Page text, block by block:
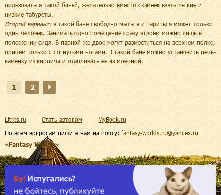
пользоваться такой баней, желательно вместо скамеек взять легкие и
низкие табуреты.
Второй вариант:в такой бане свободно мыться и париться может только
один человек. Занимать одно помещение сразу втроем можно лишь в
положении сидя. В парной же двое могут разместиться на верхнем полке,
причем только с согнутыми ногами. В такой бане можно установить печь-
каменку из кирпича и отапливать ее из моечной.
1 2
По всем вопросам пишите нам на почту: fantasy-worlds.ru@yandex.ru
«Fantasy Worlds»
Litres.ru Стать автором MyBook.ru